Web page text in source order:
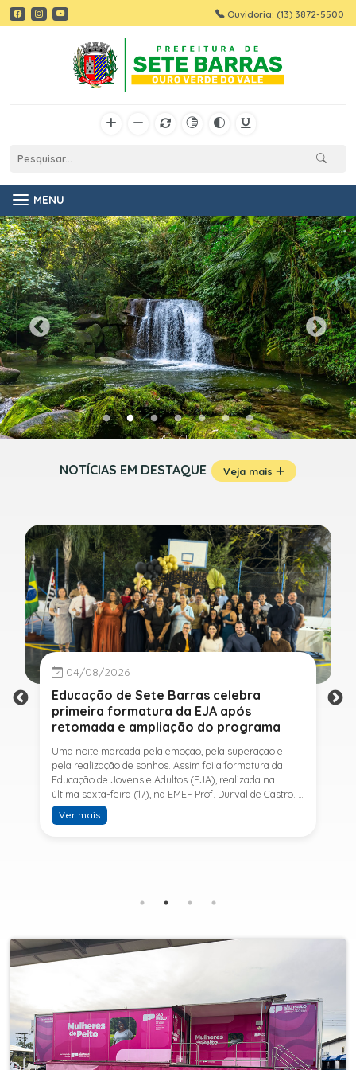
Ouvidoria: (13) 3872-5500
MENU
NOTÍCIAS EM DESTAQUE Veja mais
04/08/2026
Educação de Sete Barras celebra
primeira formatura da EJA após
retomada e ampliação do programa
Uma noite marcada pela emoção, pela superação e
pela realização de sonhos. Assim foi a formatura da
Educação de Jovens e Adultos (EJA), realizada na
última sexta-feira (17), na EMEF Prof. Durval de Castro. A
cerimônia celebrou a conclusão dos estudos de 53
alunos e entrou para a história ao marcar a primeira
SESI, ampliando o acesso à educação e oferecendo uma
retomar os estudos.A última turma da Educação de
Jovens e Adultos formada pelo município foi em 2016,
oferecida em Sete Barras e, a partir de agosto de 2025,
passou por uma importante ampliação. Em parceria
com o SESI, a Prefeitura passou a disponibilizar também
o Ensino Fundamental II (6º ao 9º ano) e o Ensino
Médio, ampliando significativamente as oportunidades
para que jovens e adultos concluam sua formação.A
Ver mais